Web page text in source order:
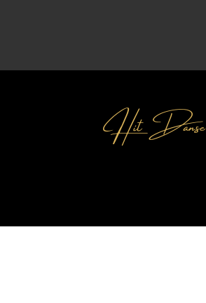
Hit Danse